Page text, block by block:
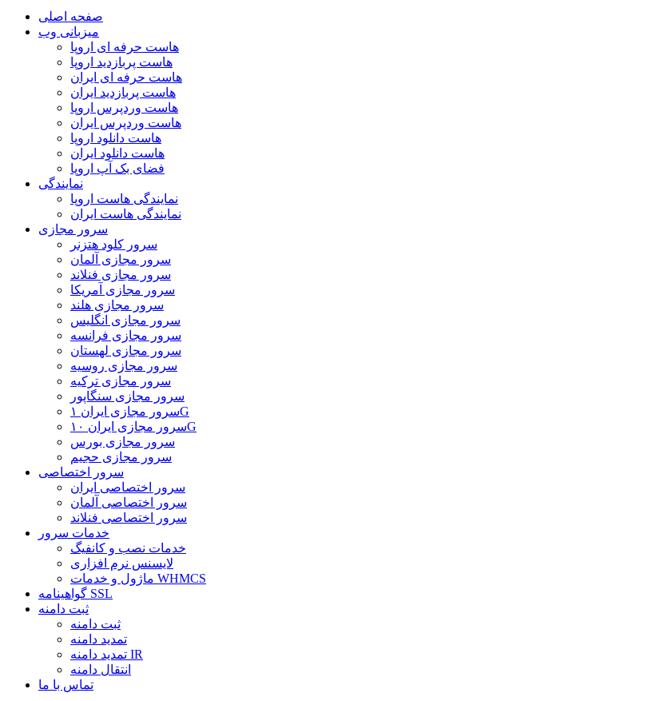
صفحه اصلی
میزبانی وب
هاست حرفه ای اروپا
هاست پربازدید اروپا
هاست حرفه ای ایران
هاست پربازدید ایران
هاست وردپرس اروپا
هاست وردپرس ایران
هاست دانلود اروپا
هاست دانلود ایران
فضای بک آپ اروپا
نمایندگی
نمایندگی هاست اروپا
نمایندگی هاست ایران
سرور مجازی
سرور کلود هتزنر
سرور مجازی آلمان
سرور مجازی فنلاند
سرور مجازی آمریکا
سرور مجازی هلند
سرور مجازی انگلیس
سرور مجازی فرانسه
سرور مجازی لهستان
سرور مجازی روسیه
سرور مجازی ترکیه
سرور مجازی سنگاپور
سرور مجازی ایران ۱G
سرور مجازی ایران ۱۰G
سرور مجازی بورس
سرور مجازی حجیم
سرور اختصاصی
سرور اختصاصی ایران
سرور اختصاصی آلمان
سرور اختصاصی فنلاند
خدمات سرور
خدمات نصب و کانفیگ
لایسنس نرم افزاری
ماژول و خدمات WHMCS
گواهینامه SSL
ثبت دامنه
ثبت دامنه
تمدید دامنه
تمدید دامنه IR
انتقال دامنه
تماس با ما